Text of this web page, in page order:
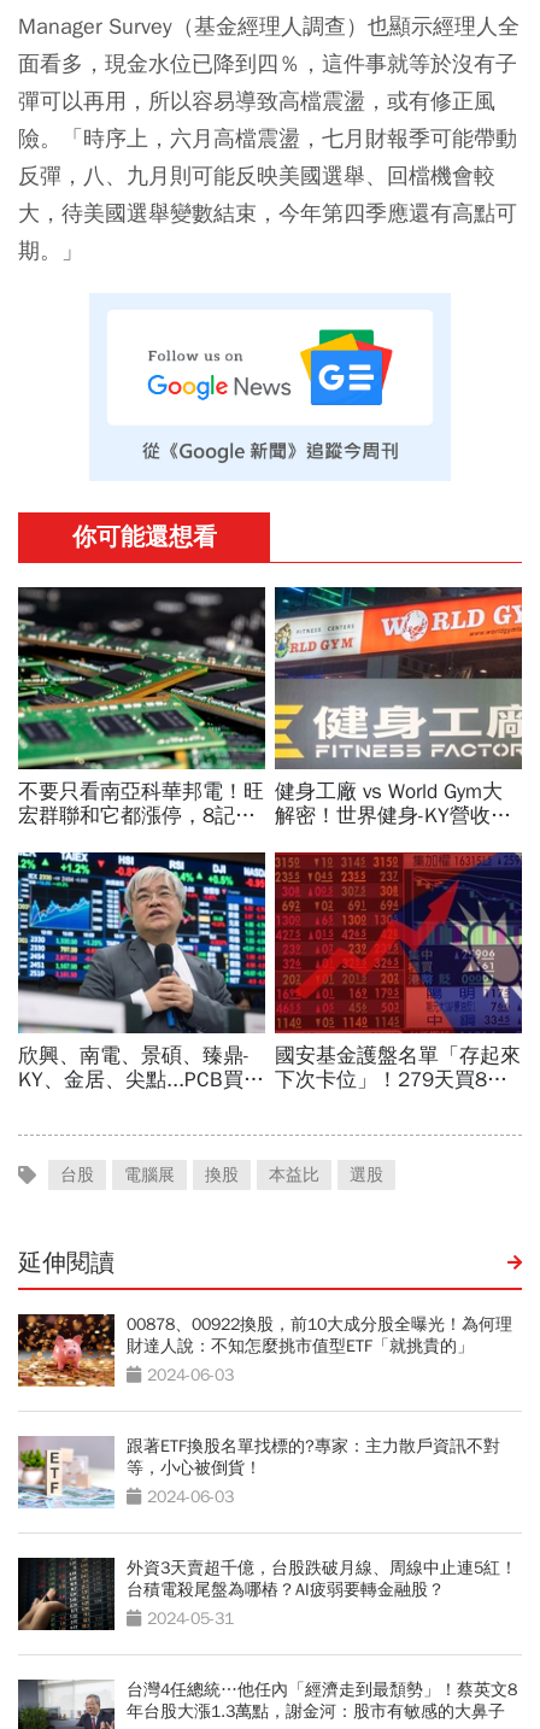
Manager Survey（基金經理人調查）也顯示經理人全
面看多，現金水位已降到四％，這件事就等於沒有子
彈可以再用，所以容易導致高檔震盪，或有修正風
險。「時序上，六月高檔震盪，七月財報季可能帶動
反彈，八、九月則可能反映美國選舉、回檔機會較
大，待美國選舉變數結束，今年第四季應還有高點可
期。」
台股 電腦展 換股 本益比 選股
延伸閱讀
00878、00922換股，前10大成分股全曝光！為何理
財達人說：不知怎麼挑市值型ETF「就挑貴的」
2024-06-03
跟著ETF換股名單找標的?專家：主力散戶資訊不對
等，小心被倒貨！
2024-06-03
外資3天賣超千億，台股跌破月線、周線中止連5紅！
台積電殺尾盤為哪樁？AI疲弱要轉金融股？
2024-05-31
台灣4任總統…他任內「經濟走到最頹勢」！蔡英文8
年台股大漲1.3萬點，謝金河：股市有敏感的大鼻子